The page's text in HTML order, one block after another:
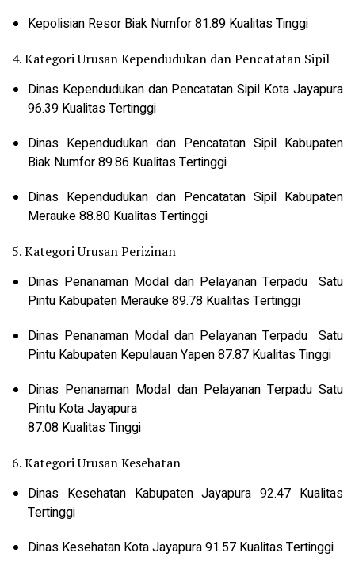
Kepolisian Resor Biak Numfor 81.89 Kualitas Tinggi
4. Kategori Urusan Kependudukan dan Pencatatan Sipil
Dinas Kependudukan dan Pencatatan Sipil Kota Jayapura
96.39 Kualitas Tertinggi
Dinas Kependudukan dan Pencatatan Sipil Kabupaten
Biak Numfor 89.86 Kualitas Tertinggi
Dinas Kependudukan dan Pencatatan Sipil Kabupaten
Merauke 88.80 Kualitas Tertinggi
5. Kategori Urusan Perizinan
Dinas Penanaman Modal dan Pelayanan Terpadu Satu
Pintu Kabupaten Merauke 89.78 Kualitas Tertinggi
Dinas Penanaman Modal dan Pelayanan Terpadu Satu
Pintu Kabupaten Kepulauan Yapen 87.87 Kualitas Tinggi
Dinas Penanaman Modal dan Pelayanan Terpadu Satu
Pintu Kota Jayapura
87.08 Kualitas Tinggi
6. Kategori Urusan Kesehatan
Dinas Kesehatan Kabupaten Jayapura 92.47 Kualitas
Tertinggi
Dinas Kesehatan Kota Jayapura 91.57 Kualitas Tertinggi